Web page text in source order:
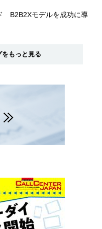
B2B2Xモデルを成功に導
もっと見る